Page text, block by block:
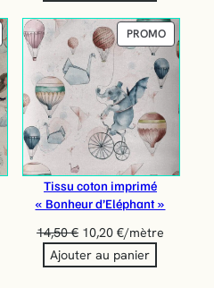
PROMOTION
PROMOPRODUIT
EN
Tissu coton imprimé
« Bonheur d’Eléphant »
14,50€ 10,20 €/mètre
Ajouter au panier